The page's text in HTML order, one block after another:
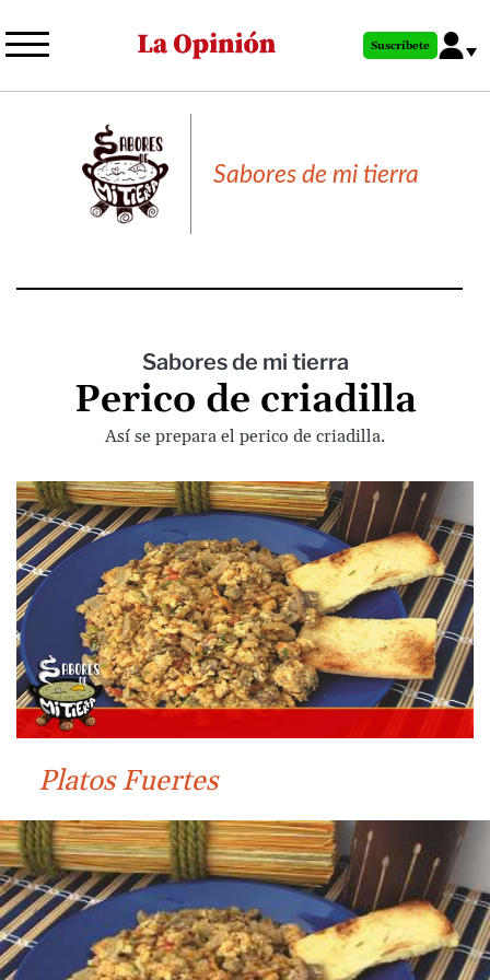
al
principal
Suscríbete
Sabores de mi tierra
Sabores de mi tierra
Perico de criadilla
Así se prepara el perico de criadilla.
Platos Fuertes